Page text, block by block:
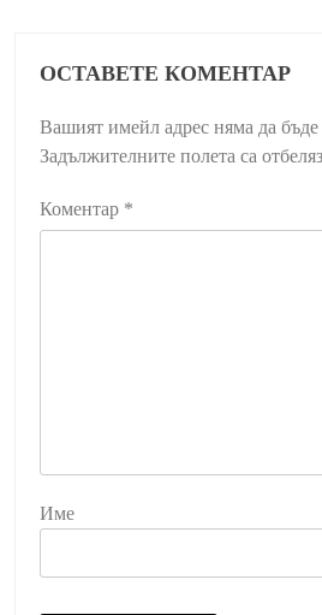
ОСТАВЕТЕ КОМЕНТАР
Вашият имейл адрес няма да
Задължителните полета са
Коментар *
Име